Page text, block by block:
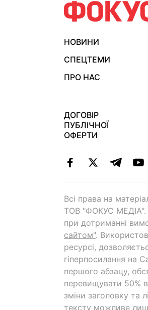
НОВИНИ
СПЕЦТЕМИ
ПРО НАС
ДОГОВІР
ПУБЛІЧНОЇ
ОФЕРТИ
Всі права на
ТОВ "ФОКУС МЕДІА".
при дотриманні
сайтом".
ресурсі,
гіперпосилання на
першого абзацу,
перевищувати 50%
зміни заголовку та
тексту можливе